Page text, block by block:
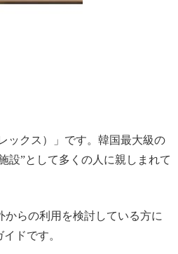
ックス）」です。韓国最大級の
設”として多くの人に親しまれて
らの利用を検討している方に
ドです。